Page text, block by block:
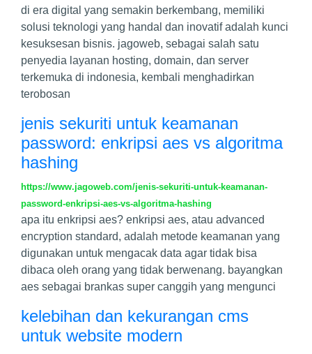
di era digital yang semakin berkembang, memiliki
solusi teknologi yang handal dan inovatif adalah kunci
kesuksesan bisnis. jagoweb, sebagai salah satu
penyedia layanan hosting, domain, dan server
terkemuka di indonesia, kembali menghadirkan
terobosan
jenis sekuriti untuk keamanan
password: enkripsi aes vs algoritma
hashing
https://www.jagoweb.com/jenis-sekuriti-untuk-keamanan-
password-enkripsi-aes-vs-algoritma-hashing
apa itu enkripsi aes? enkripsi aes, atau advanced
encryption standard, adalah metode keamanan yang
digunakan untuk mengacak data agar tidak bisa
dibaca oleh orang yang tidak berwenang. bayangkan
aes sebagai brankas super canggih yang mengunci
kelebihan dan kekurangan cms
untuk website modern